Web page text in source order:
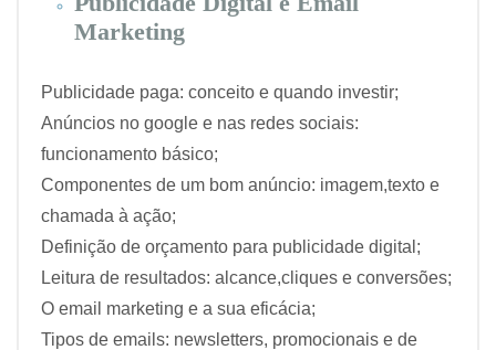
Marketing
Publicidade paga: conceito e quando investir;
Anúncios no google e nas redes sociais:
funcionamento básico;
Componentes de um bom anúncio: imagem,texto e
chamada à ação;
Definição de orçamento para publicidade digital;
Leitura de resultados: alcance,cliques e conversões;
O email marketing e a sua eficácia;
Tipos de emails: newsletters, promocionais e de